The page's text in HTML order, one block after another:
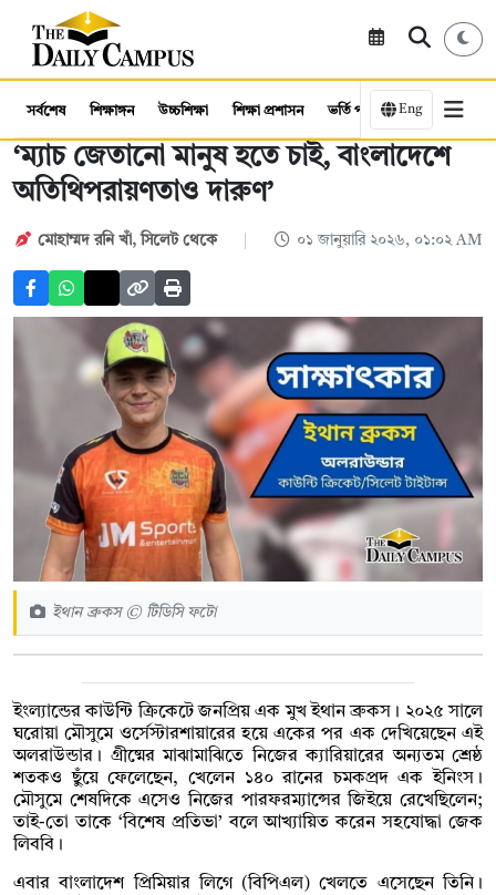
সর্বশেষ শিক্ষাঙ্গন উচ্চশিক্ষা শিক্ষা প্রশাসন ভর্তি পরীক্ষা কর্মসংস্থান
Eng
‘ম্যাচ জেতানো মানুষ হতে চাই, বাংলাদেশে
অতিথিপরায়ণতাও দারুণ’
মোহাম্মদ রনি খাঁ, সিলেট থেকে ০১ জানুয়ারি ২০২৬, ০১:০২ AM
ইথান ব্রুকস © টিডিসি ফটো
ইংল্যান্ডের কাউন্টি ক্রিকেটে জনপ্রিয় এক মুখ ইথান ব্রুকস। ২০২৫ সালে
ঘরোয়া মৌসুমে ওর্সেস্টারশায়ারের হয়ে একের পর এক দেখিয়েছেন এই
অলরাউন্ডার। গ্রীষ্মের মাঝামাঝিতে নিজের ক্যারিয়ারের অন্যতম শ্রেষ্ঠ
শতকও ছুঁয়ে ফেলেছেন, খেলেন ১৪০ রানের চমকপ্রদ এক ইনিংস।
মৌসুমে শেষদিকে এসেও নিজের পারফরম্যান্সের জিইয়ে রেখেছিলেন;
তাই-তো তাকে ‘বিশেষ প্রতিভা’ বলে আখ্যায়িত করেন সহযোদ্ধা জেক
লিববি।
এবার বাংলাদেশ প্রিমিয়ার লিগে (বিপিএল) খেলতে এসেছেন তিনি।